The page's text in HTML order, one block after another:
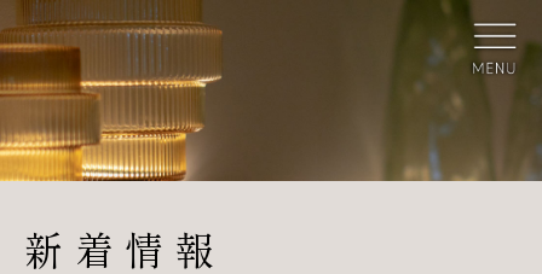
新着情報